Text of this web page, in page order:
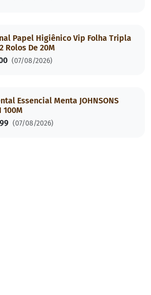
Papel Higiênico Vip Folha Tripla
Rolos De 20M
(07/08/2026)
Essencial Menta JOHNSONS
100M
(07/08/2026)